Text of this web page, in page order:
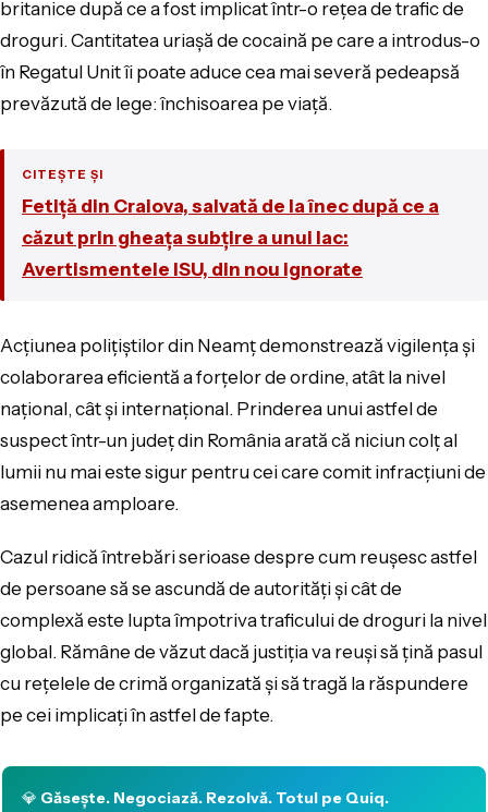
britanice după ce a fost implicat într-o reţea de trafic de
droguri. Cantitatea uriaşă de cocaină pe care a introdus-o
în Regatul Unit îi poate aduce cea mai severă pedeapsă
prevăzută de lege: închisoarea pe viaţă.
CITEȘTE ȘI
Fetiță din Craiova, salvată de la înec după ce a
căzut prin gheața subțire a unui lac:
Avertismentele ISU, din nou ignorate
Acţiunea poliţiştilor din Neamţ demonstrează vigilenţa şi
colaborarea eficientă a forţelor de ordine, atât la nivel
naţional, cât şi internaţional. Prinderea unui astfel de
suspect într-un judeţ din România arată că niciun colţ al
lumii nu mai este sigur pentru cei care comit infracţiuni de
asemenea amploare.
Cazul ridică întrebări serioase despre cum reuşesc astfel
de persoane să se ascundă de autorităţi şi cât de
complexă este lupta împotriva traficului de droguri la nivel
global. Rămâne de văzut dacă justiţia va reuşi să ţină pasul
cu reţelele de crimă organizată şi să tragă la răspundere
pe cei implicaţi în astfel de fapte.
💎 Găsește. Negociază. Rezolvă. Totul pe Quiq.